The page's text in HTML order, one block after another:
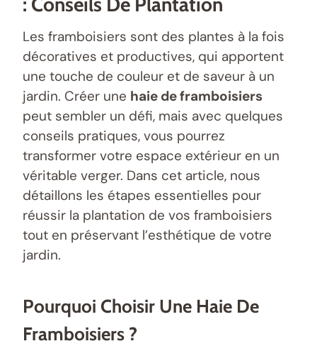
Les framboisiers sont des plantes à la fois
décoratives et productives, qui apportent
une touche de couleur et de saveur à un
jardin. Créer une haie de framboisiers
peut sembler un défi, mais avec quelques
conseils pratiques, vous pourrez
transformer votre espace extérieur en un
véritable verger. Dans cet article, nous
détaillons les étapes essentielles pour
réussir la plantation de vos framboisiers
tout en préservant l’esthétique de votre
jardin.
Pourquoi Choisir Une Haie De
Framboisiers ?